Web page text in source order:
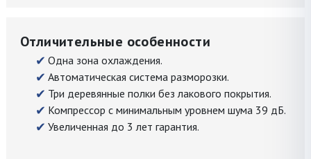
Отличительные особенности
Одна зона охлаждения.
Автоматическая система разморозки.
Три деревянные полки без лакового покрытия.
Компрессор с минимальным уровнем шума 39 дБ.
Увеличенная до 3 лет гарантия.